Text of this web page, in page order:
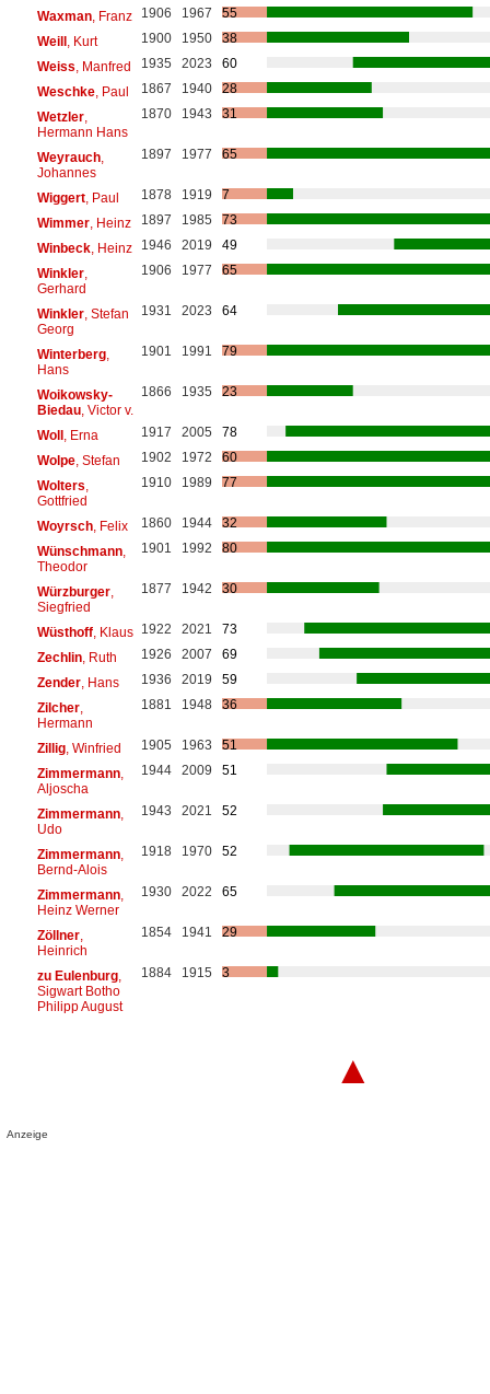
Waxman, Franz 1906 1967
55
Weill, Kurt 1900 1950
38
Weiss , Manfred 1935 2023
60
Weschke, Paul 1867 1940
28
Wetzler,
Hermann Hans
1870 1943 31
Weyrauch,
Johannes
1897 1977 65
Wiggert, Paul 1878 1919
7
Wimmer, Heinz 1897 1985
73
Winbeck, Heinz 1946 2019
49
Winkler,
Gerhard
1906 1977 65
Winkler, Stefan
Georg
1931 2023 64
Winterberg,
Hans
1901 1991 79
Woikowsky-
Biedau, Victor v.
1866 1935 23
Woll, Erna 1917 2005
78
Wolpe, Stefan 1902 1972
60
Wolters
Gottfried
1910 1989 77
Woyrsch, Felix 1860 1944
32
Wünschmann,
Theodor
1901 1992 80
Würzburger,
Siegfried
1877 1942 30
Wüsthoff, Klaus 1922 2021
73
Zechlin, Ruth 1926 2007
69
Zender, Hans 1936 2019
59
Zilcher,
Hermann
1881 1948 36
Zillig, Winfried 1905 1963
51
Zimmermann,
Aljoscha
1944 2009 51
Zimmermann,
Udo
1943 2021 52
Zimmermann,
Bernd-Alois
1918 1970 52
Zimmermann,
Heinz Werner
1930 2022 65
Zöllner,
Heinrich
1854 1941 29
zu Eulenburg,
Sigwart Botho
Philipp August
1884 1915 3
▲
Anzeige